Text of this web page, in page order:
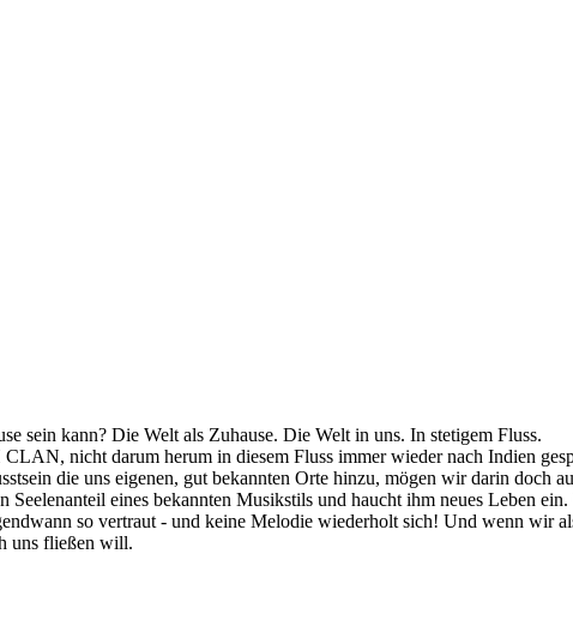
sein kann? Die Welt als Zuhause. Die Welt in uns. In stetigem Fluss.
nicht darum herum in diesem Fluss immer wieder nach Indien
die uns eigenen, gut bekannten Orte hinzu, mögen wir darin doch
eines bekannten Musikstils und haucht ihm neues Leben
so vertraut - und keine Melodie wiederholt sich! Und wenn wir
uns fließen will.